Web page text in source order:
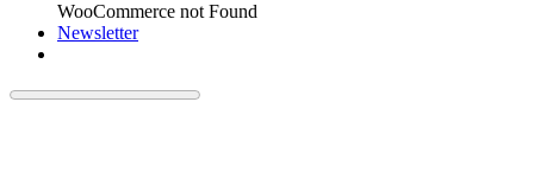
WooCommerce not Found
Newsletter